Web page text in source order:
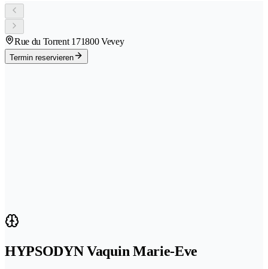
Rue du Torrent 171800 Vevey
Termin reservieren
HYPSODYN Vaquin Marie-Eve